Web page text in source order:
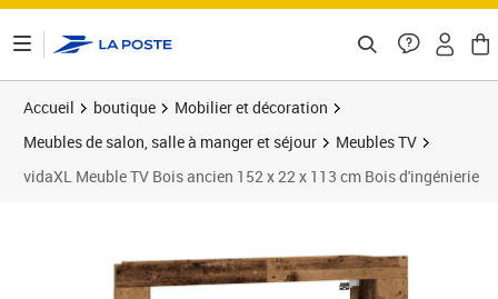
Accueil boutique
Mobilier et décoration
Meubles de salon, salle à manger et séjour
Meubles TV
vidaXL Meuble TV Bois ancien 152 x 22 x 113 cm Bois d'ingénierie